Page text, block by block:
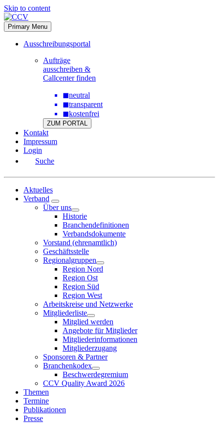
Skip to content
Primary Menu
Ausschreibungsportal
Aufträge
ausschreiben &
Callcenter finden
◼neutral
◼transparent
◼kostenfrei
ZUM PORTAL
Kontakt
Impressum
Login
Suche
Aktuelles
Verband
Über uns
Historie
Branchendefinitionen
Verbandsdokumente
Vorstand (ehrenamtlich)
Geschäftsstelle
Regionalgruppen
Region Nord
Region Ost
Region Süd
Region West
Arbeitskreise und Netzwerke
Mitgliederliste
Mitglied werden
Angebote für Mitglieder
Mitgliederinformationen
Mitgliederzugang
Sponsoren & Partner
Branchenkodex
Beschwerdegremium
CCV Quality Award 2026
Themen
Termine
Publikationen
Presse